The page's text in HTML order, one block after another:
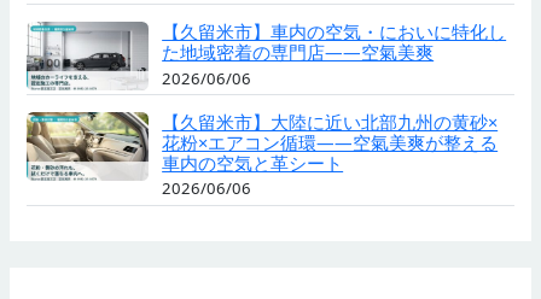
【久留米市】車内の空気・においに特化し
た地域密着の専門店——空氣美爽
2026/06/06
【久留米市】大陸に近い北部九州の黄砂×
花粉×エアコン循環——空氣美爽が整える
車内の空気と革シート
2026/06/06